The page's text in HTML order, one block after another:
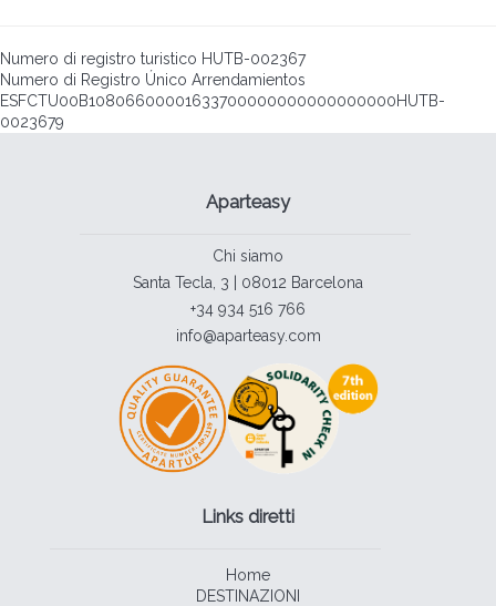
Numero di registro turistico HUTB-002367
Numero di Registro Único Arrendamientos
ESFCTU00B10806600001633700000000000000000HUTB-
0023679
Aparteasy
Chi siamo
Santa Tecla, 3 | 08012 Barcelona
+34 934 516 766
info@aparteasy.com
Links diretti
Home
DESTINAZIONI